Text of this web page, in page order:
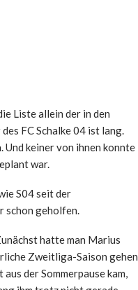
Liste allein der in den
FC Schalke 04 ist lang.
Und keiner von ihnen konnte
war.
S04 seit der
geholfen.
hatte man Marius
Zweitliga-Saison gehen
der Sommerpause kam,